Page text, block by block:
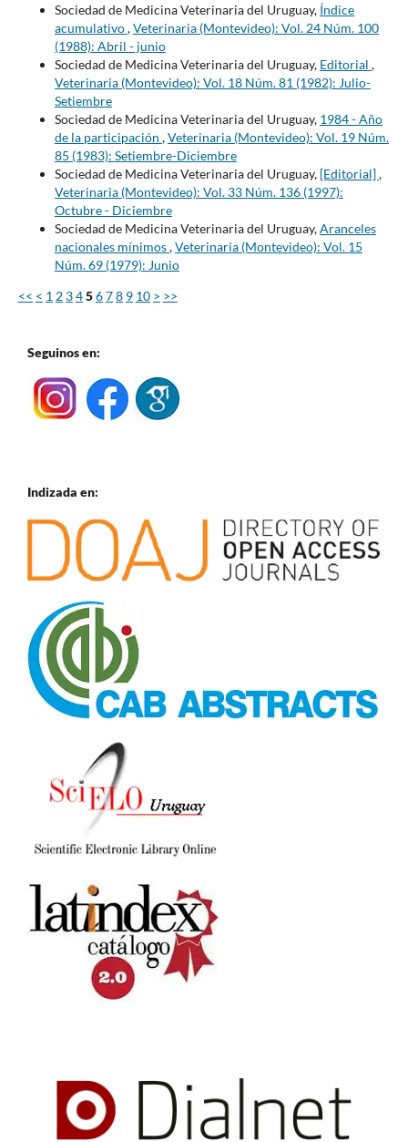
Sociedad de Medicina Veterinaria del Uruguay, Índice
acumulativo,Veterinaria (Montevideo): Vol. 24 Núm. 100
(1988): Abril - junio
Sociedad de Medicina Veterinaria del Uruguay, Editorial ,
Veterinaria (Montevideo): Vol. 18 Núm. 81 (1982): Julio-
Setiembre
Sociedad de Medicina Veterinaria del Uruguay, 1984 - Año
de la participación ,Veterinaria (Montevideo): Vol. 19 Núm.
85 (1983): Setiembre-Diciembre
Sociedad de Medicina Veterinaria del Uruguay, [Editorial],
Veterinaria (Montevideo): Vol. 33 Núm. 136 (1997):
Octubre - Diciembre
Sociedad de Medicina Veterinaria del Uruguay,Aranceles
nacionales mínimos,Veterinaria (Montevideo): Vol. 15
Núm. 69 (1979): Junio
<< < 1 2 345678 9 10 > >>
Seguinos en:
Indizada en: